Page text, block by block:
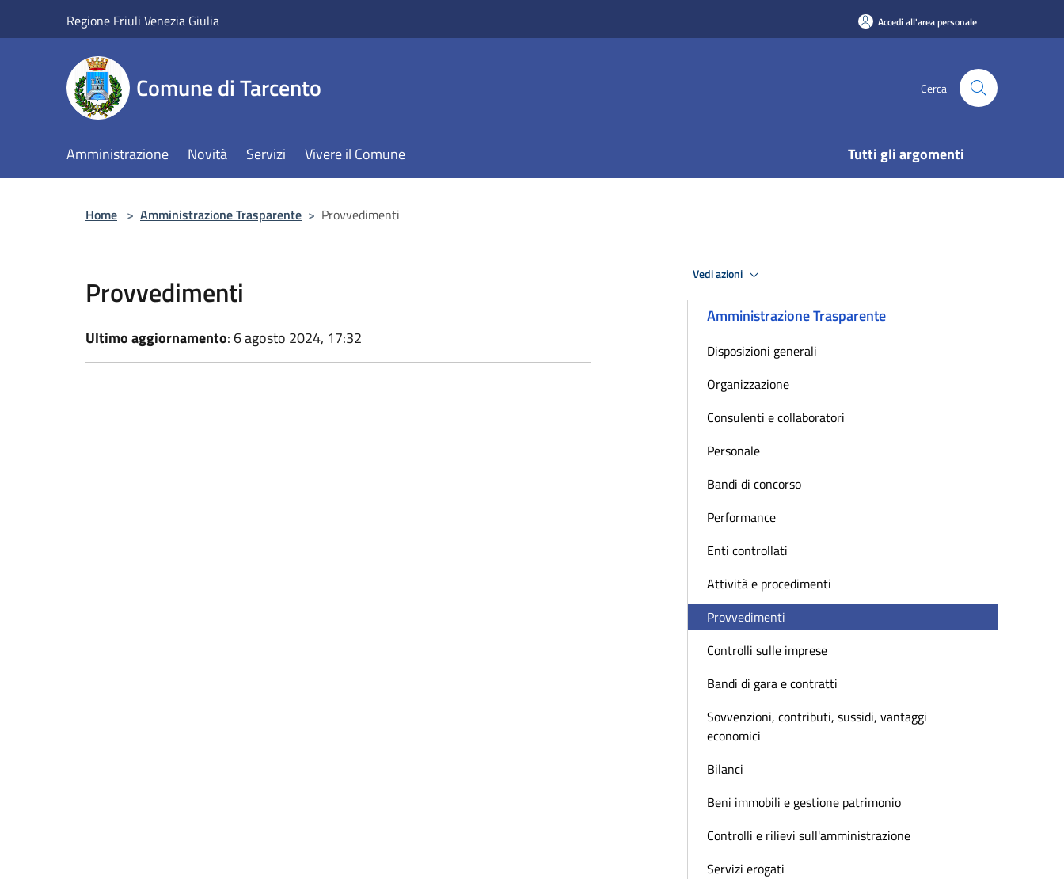
Regione Friuli Venezia Giulia Accedi all'area personale
Comune di Tarcento Cerca
Amministrazione Novità Servizi Vivere il Comune Tutti gli argomenti
Home > Amministrazione Trasparente > Provvedimenti
Provvedimenti
Ultimo aggiornamento: 6 agosto 2024, 17:32
Vedi azioni
Amministrazione Trasparente
Disposizioni generali
Organizzazione
Consulenti e collaboratori
Personale
Bandi di concorso
Performance
Enti controllati
Attività e procedimenti
Provvedimenti
Controlli sulle imprese
Bandi di gara e contratti
Sovvenzioni, contributi, sussidi, vantaggi
economici
Bilanci
Beni immobili e gestione patrimonio
Controlli e rilievi sull'amministrazione
Servizi erogati